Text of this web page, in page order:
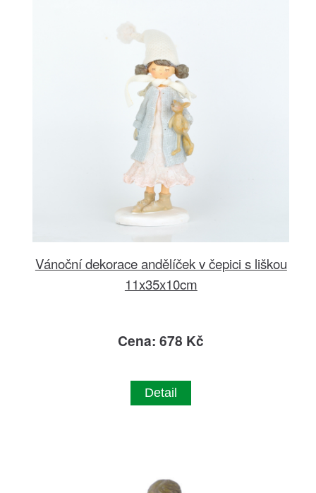
Vánoční dekorace andělíček v čepici s liškou
11x35x10cm
Cena: 678 Kč
Detail